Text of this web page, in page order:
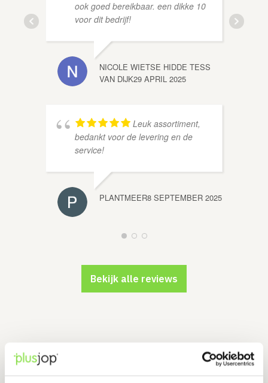
ook goed bereikbaar. een dikke 10
voor dit bedrijf!
NICOLE WIETSE HIDDE TESS
VAN DIJK29 APRIL 2025
Leuk assortiment,
bedankt voor de levering en de
service!
PLANTMEER8 SEPTEMBER 2025
Bekijk alle reviews
Luikbeslag
nodig? Dan bent u bij ons aan het juiste